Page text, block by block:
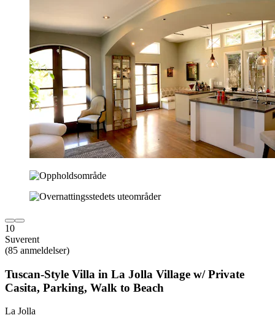
10
Suverent
(85 anmeldelser)
Tuscan-Style Villa in La Jolla Village w/ Private
Casita, Parking, Walk to Beach
La Jolla